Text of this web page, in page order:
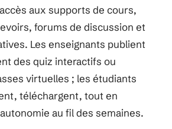
aux supports de cours,
forums de discussion et
Les enseignants publient
des quiz interactifs ou
virtuelles ; les étudiants
téléchargent, tout en
au fil des semaines.